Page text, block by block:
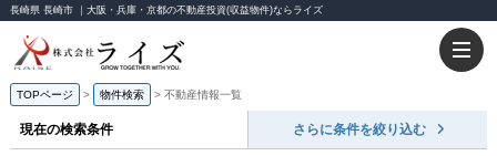
長崎県 長崎市 ｜大阪・兵庫・京都の不動産投資(収益物件)ならライズ
TOPページ 物件検索 不動産情報一覧
現在の検索条件 さらに条件を絞り込む